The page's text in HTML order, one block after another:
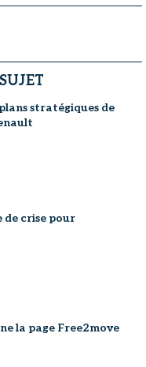
stratégiques de
de crise pour
la page Free2move